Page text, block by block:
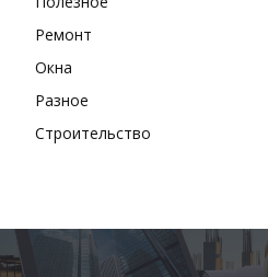
Ремонт
Окна
Разное
Строительство